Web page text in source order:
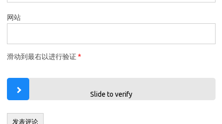
网站
滑动到最右以进行验证 *
Slide to verify